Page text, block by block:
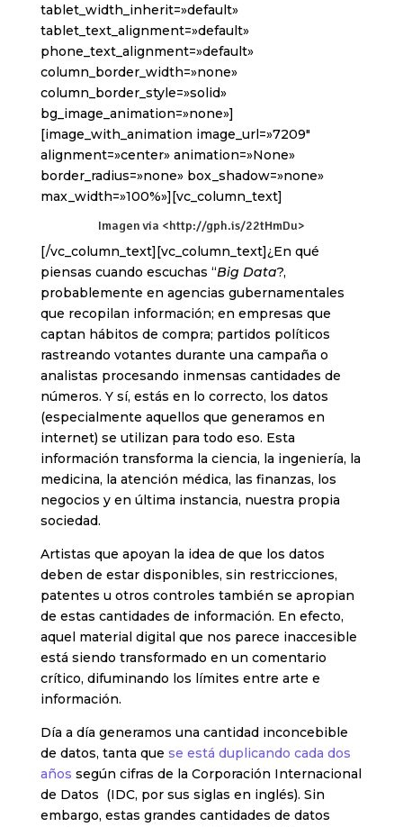
tablet_width_inherit=»default»
tablet_text_alignment=»default»
phone_text_alignment=»default»
column_border_width=»none»
column_border_style=»solid»
bg_image_animation=»none»]
[image_with_animation image_url=»7209″
alignment=»center» animation=»None»
border_radius=»none» box_shadow=»none»
max_width=»100%»][vc_column_text]
Imagen via <http://gph.is/22tHmDu>
[/vc_column_text][vc_column_text]¿En qué
piensas cuando escuchas “Big Data?,
probablemente en agencias gubernamentales
que recopilan información; en empresas que
captan hábitos de compra; partidos políticos
rastreando votantes durante una campaña o
analistas procesando inmensas cantidades de
números. Y sí, estás en lo correcto, los datos
(especialmente aquellos que generamos en
internet) se utilizan para todo eso. Esta
información transforma la ciencia, la ingeniería, la
medicina, la atención médica, las finanzas, los
negocios y en última instancia, nuestra propia
sociedad.
Artistas que apoyan la idea de que los datos
deben de estar disponibles, sin restricciones,
patentes u otros controles también se apropian
de estas cantidades de información. En efecto,
aquel material digital que nos parece inaccesible
está siendo transformado en un comentario
crítico, difuminando los límites entre arte e
información.
Día a día generamos una cantidad inconcebible
de datos, tanta que se está duplicando cada dos
años según cifras de la Corporación Internacional
de Datos (IDC, por sus siglas en inglés). Sin
embargo, estas grandes cantidades de datos